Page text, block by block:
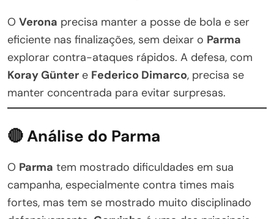
O Verona precisa manter a posse de bola e ser
eficiente nas finalizações, sem deixar o Parma
explorar contra-ataques rápidos. A defesa, com
Koray Günter e Federico Dimarco, precisa se
manter concentrada para evitar surpresas.
🔴 Análise do Parma
O Parma tem mostrado dificuldades em sua
campanha, especialmente contra times mais
fortes, mas tem se mostrado muito disciplinado